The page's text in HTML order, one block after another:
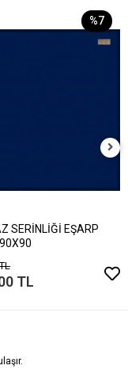
%7
SERİNLİĞİ EŞARP
TL